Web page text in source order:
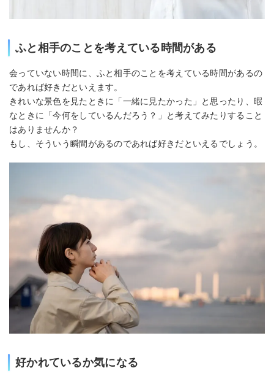
ふと相手のことを考えている時間がある
会っていない時間に、ふと相手のことを考えている時間があるの
であれば好きだといえます。
きれいな景色を見たときに「一緒に見たかった」と思ったり、暇
なときに「今何をしているんだろう？」と考えてみたりすること
はありませんか？
もし、そういう瞬間があるのであれば好きだといえるでしょう。
好かれているか気になる